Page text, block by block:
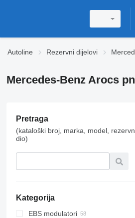
Autoline Rezervni dijelovi
Mercedes-Benz Arocs
Pretraga
(kataloški broj, marka, model,
dio)
Kategorija
EBS modulatori